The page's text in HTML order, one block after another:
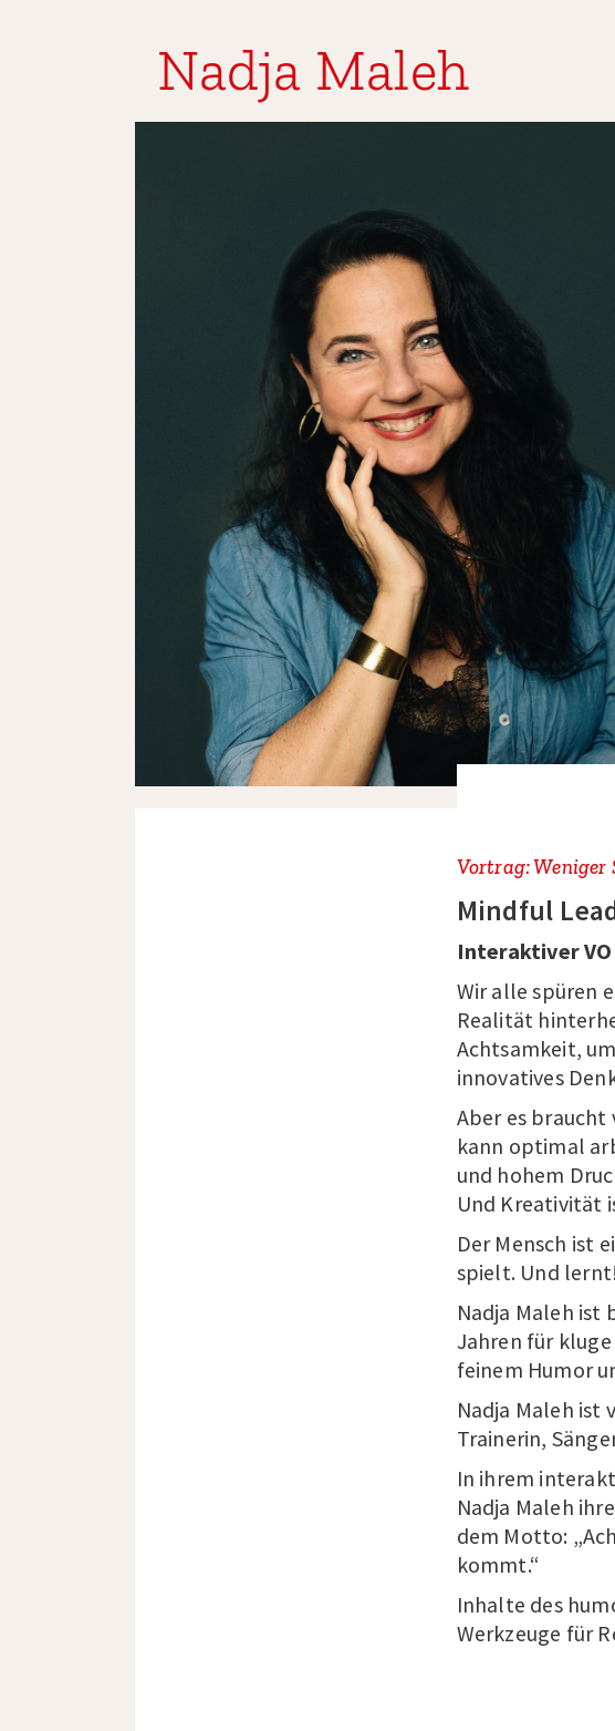
Nadja Maleh
Vortrag: Weniger
Mindful
Interaktiver
Wir alle spüren
Realität
Achtsamkeit,
innovatives
Aber es
kann optimal
und hohem
Und Kreativität
Der Mensch ist
spielt. Und
Nadja Maleh ist
Jahren fürkluge
feinem Humor
Nadja Maleh ist
Trainerin,
In ihrem
Nadja Maleh
dem Motto:
kommt.“
Inhalte des
Werkzeuge für